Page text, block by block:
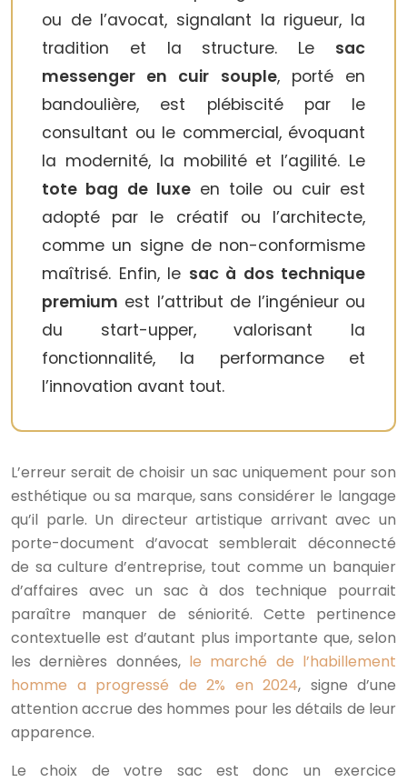
ou de l’avocat, signalant la rigueur, la
tradition et la structure. Le sac
messenger en cuir souple, porté en
bandoulière, est plébiscité par le
consultant ou le commercial, évoquant
la modernité, la mobilité et l’agilité. Le
tote bag de luxeen toile ou cuir est
adopté par le créatif ou l’architecte,
comme un signe de non-conformisme
maîtrisé. Enfin, le sac à dos technique
premium est l’attribut de l’ingénieur ou
du start-upper, valorisant la
fonctionnalité, la performance et
l’innovation avant tout.
L’erreur serait de choisir un sac uniquement pour son
esthétique ou sa marque, sans considérer le langage
qu’il parle. Un directeur artistique arrivant avec un
porte-document d’avocat semblerait déconnecté
de sa culture d’entreprise, tout comme un banquier
d’affaires avec un sac à dos technique pourrait
paraître manquer de séniorité. Cette pertinence
contextuelle est d’autant plus importante que, selon
les dernières données, le marché de l’habillement
homme a progressé de 2% en 2024, signe d’une
attention accrue des hommes pour les détails de leur
apparence.
Le choix de votre sac est donc un exercice